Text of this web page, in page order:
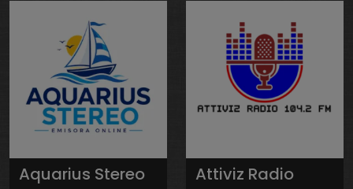
Aquarius Stereo Attiviz Radio